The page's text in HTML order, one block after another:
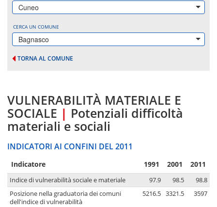
Cuneo
CERCA UN COMUNE
Bagnasco
TORNA AL COMUNE
VULNERABILITÀ MATERIALE E
SOCIALE | Potenziali difficoltà
materiali e sociali
INDICATORI AI CONFINI DEL 2011
Indicatore 1991 2001 2011
Indice di vulnerabilità sociale e materiale 97.9 98.5
98.8
Posizione nella graduatoria dei comuni
dell'indice di vulnerabilità
5216.5 3321.5 3597